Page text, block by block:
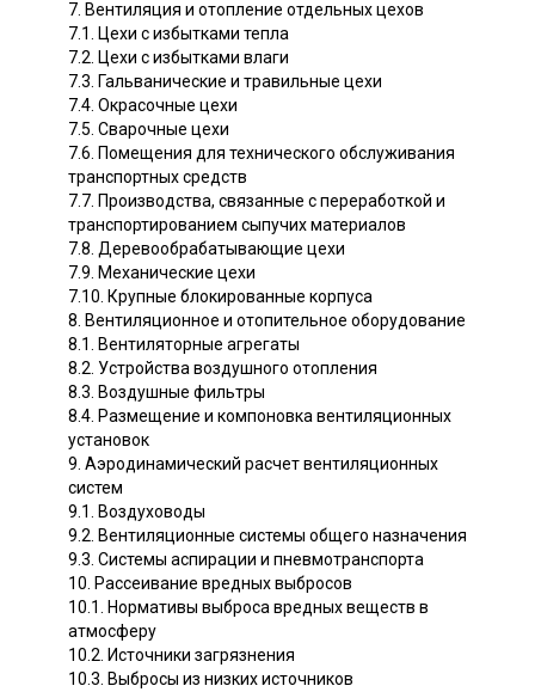
7. Вентиляция и отопление отдельных цехов
7.1. Цехи с избытками тепла
7.2. Цехи с избытками влаги
7.3. Гальванические и травильные цехи
7.4. Окрасочные цехи
7.5. Сварочные цехи
7.6. Помещения для технического обслуживания
транспортных средств
7.7. Производства, связанные с переработкой и
транспортированием сыпучих материалов
7.8. Деревообрабатывающие цехи
7.9. Механические цехи
7.10. Крупные блокированные корпуса
8. Вентиляционное и отопительное оборудование
8.1. Вентиляторные агрегаты
8.2. Устройства воздушного отопления
8.3. Воздушные фильтры
8.4. Размещение и компоновка вентиляционных
установок
9. Аэродинамический расчет вентиляционных
систем
9.1. Воздуховоды
9.2. Вентиляционные системы общего назначения
9.3. Системы аспирации и пневмотранспорта
10. Рассеивание вредных выбросов
10.1. Нормативы выброса вредных веществ в
атмосферу
10.2. Источники загрязнения
10.3. Выбросы из низких источников